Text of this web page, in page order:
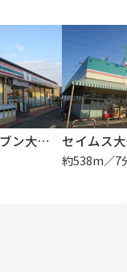
セブンーイレブン大網白里バイパス店 セイムス
約538m／7